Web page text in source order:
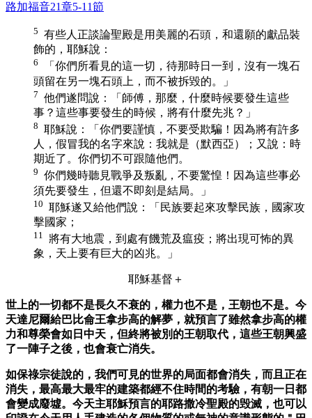
路加福音21章5-11節
5 有些人正談論聖殿是用美麗的石頭，和還願的獻品裝
飾的，耶穌說：
6
「你們所看見的這一切，待那時日一到，沒有一塊石
頭留在另一塊石頭上，而不被拆毀的。」
7 他們遂問說：「師傅，那麼，什麼時候要發生這些
事？這些事要發生的時候，將有什麼先兆？」
8 耶穌說：「你們要謹慎，不要受欺騙！因為將有許多
人，假冒我的名字來說：我就是（默西亞）；又說：時
期近了。你們切不可跟隨他們。
9 你們幾時聽見戰爭及叛亂，不要驚惶！因為這些事必
須先要發生，但還不即刻是結局。」
10 耶穌遂又給他們說：「民族要起來攻擊民族，國家攻
擊國家；
11
將有大地震，到處有饑荒及瘟疫；將出現可怖的異
象，天上要有巨大的凶兆。」
耶穌基督＋
世上的一切都不是長久不衰的，權力也不是，王朝也不是。今
天達尼爾給巴比侖王拿步高的解夢，就預言了雖然拿步高的權
力和尊榮會如日中天，但終將被別的王朝取代，這些王朝興盛
了一陣子之後，也會衰亡消失。
如保祿宗徒說的，我們可見的世界的局面都會消失，而且正在
消失，最高最大最牢的建築都經不住時間的考驗，有朝一日都
會變成廢墟。今天主耶穌預言的耶路撒冷聖殿的毁滅，也可以